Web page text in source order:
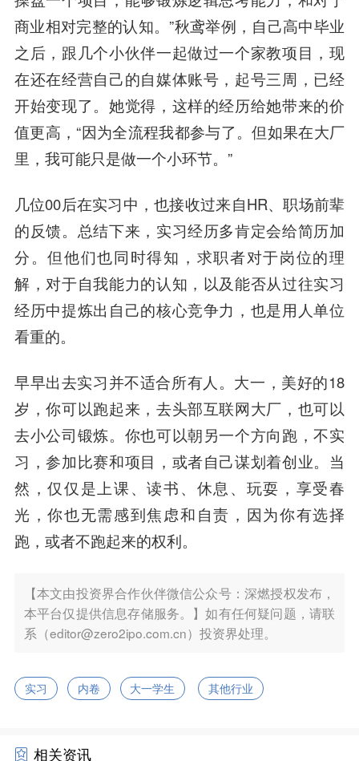
商业相对完整的认知。”秋鸢举例，自己高中毕业
之后，跟几个小伙伴一起做过一个家教项目，现
在还在经营自己的自媒体账号，起号三周，已经
开始变现了。她觉得，这样的经历给她带来的价
值更高，“因为全流程我都参与了。但如果在大厂
里，我可能只是做一个小环节。”
几位00后在实习中，也接收过来自HR、职场前辈
的反馈。总结下来，实习经历多肯定会给简历加
分。但他们也同时得知，求职者对于岗位的理
解，对于自我能力的认知，以及能否从过往实习
经历中提炼出自己的核心竞争力，也是用人单位
看重的。
早早出去实习并不适合所有人。大一，美好的18
岁，你可以跑起来，去头部互联网大厂，也可以
去小公司锻炼。你也可以朝另一个方向跑，不实
习，参加比赛和项目，或者自己谋划着创业。当
然，仅仅是上课、读书、休息、玩耍，享受春
光，你也无需感到焦虑和自责，因为你有选择
跑，或者不跑起来的权利。
【本文由投资界合作伙伴微信公众号：深燃授权发布，
本平台仅提供信息存储服务。】如有任何疑问题，请联
系（editor@zero2ipo.com.cn）投资界处理。
实习 内卷 大一学生 其他行业
相关资讯